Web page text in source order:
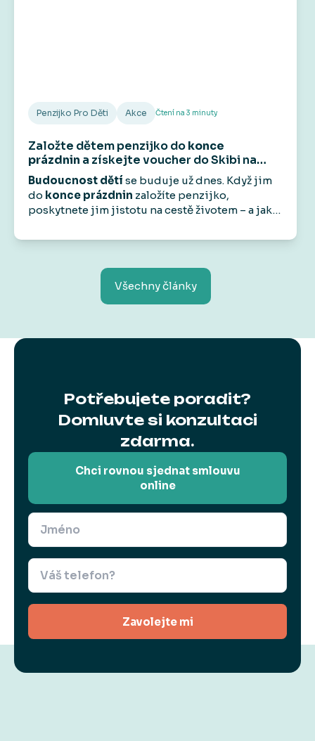
Penzijko Pro Děti Akce Čtení na 3 minuty
Založte dětem penzijko dokonce
prázdnin a získejte voucher do Skibi na
1 000 Kč
Budoucnost dětíse buduje už dnes. Když jim
do konce prázdnin založíte penzijko,
poskytnete jim jistotu na cestě životem – a jako
na 1 000 Kč.Protože radost by měla být teď
Všechny články
Potřebujete poradit?
Domluvte si konzultaci
zdarma.
Chci rovnou sjednat smlouvu
online
Zavolejte mi